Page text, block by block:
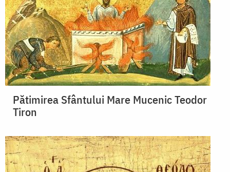
Pătimirea Sfântului Mare Mucenic Teodor
Tiron